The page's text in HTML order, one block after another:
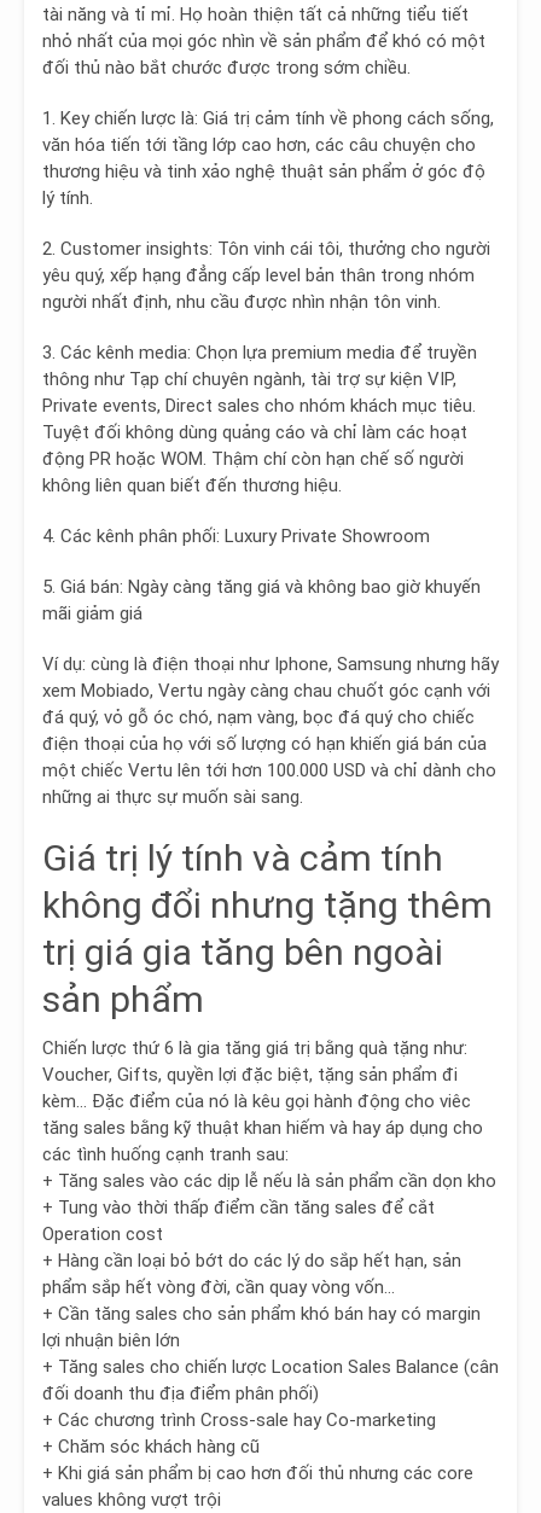
tài năng và tỉ mỉ. Họ hoàn thiện tất cả những tiểu tiết
nhỏ nhất của mọi góc nhìn về sản phẩm để khó có một
đối thủ nào bắt chước được trong sớm chiều.
1. Key chiến lược là: Giá trị cảm tính về phong cách sống,
văn hóa tiến tới tầng lớp cao hơn, các câu chuyện cho
thương hiệu và tinh xảo nghệ thuật sản phẩm ở góc độ
lý tính.
2. Customer insights: Tôn vinh cái tôi, thưởng cho người
yêu quý, xếp hạng đẳng cấp level bản thân trong nhóm
người nhất định, nhu cầu được nhìn nhận tôn vinh.
3. Các kênh media: Chọn lựa premium media để truyền
thông như Tạp chí chuyên ngành, tài trợ sự kiện VIP,
Private events, Direct sales cho nhóm khách mục tiêu.
Tuyệt đối không dùng quảng cáo và chỉ làm các hoạt
động PR hoặc WOM. Thậm chí còn hạn chế số người
không liên quan biết đến thương hiệu.
4. Các kênh phân phối: Luxury Private Showroom
5. Giá bán: Ngày càng tăng giá và không bao giờ khuyến
mãi giảm giá
Ví dụ: cùng là điện thoại như Iphone, Samsung nhưng hãy
xem Mobiado, Vertu ngày càng chau chuốt góc cạnh với
đá quý, vỏ gỗ óc chó, nạm vàng, bọc đá quý cho chiếc
điện thoại của họ với số lượng có hạn khiến giá bán của
một chiếc Vertu lên tới hơn 100.000 USD và chỉ dành cho
những ai thực sự muốn sài sang.
Giá trị lý tính và cảm tính
không đổi nhưng tặng thêm
trị giá gia tăng bên ngoài
sản phẩm
Chiến lược thứ 6 là gia tăng giá trị bằng quà tặng như:
Voucher, Gifts, quyền lợi đặc biệt, tặng sản phẩm đi
kèm… Đặc điểm của nó là kêu gọi hành động cho viêc
tăng sales bằng kỹ thuật khan hiếm và hay áp dụng cho
các tình huống cạnh tranh sau:
+ Tăng sales vào các dịp lễ nếu là sản phẩm cần dọn kho
+ Tung vào thời thấp điểm cần tăng sales để cắt
Operation cost
+ Hàng cần loại bỏ bớt do các lý do sắp hết hạn, sản
phẩm sắp hết vòng đời, cần quay vòng vốn…
+ Cần tăng sales cho sản phẩm khó bán hay có margin
lợi nhuận biên lớn
+ Tăng sales cho chiến lược Location Sales Balance (cân
đối doanh thu địa điểm phân phối)
+ Các chương trình Cross-sale hay Co-marketing
+ Chăm sóc khách hàng cũ
+ Khi giá sản phẩm bị cao hơn đối thủ nhưng các core
values không vượt trội